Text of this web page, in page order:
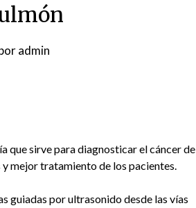
admin
que sirve para diagnosticar el cáncer de
mejor tratamiento de los pacientes.
guiadas por ultrasonido desde las vías